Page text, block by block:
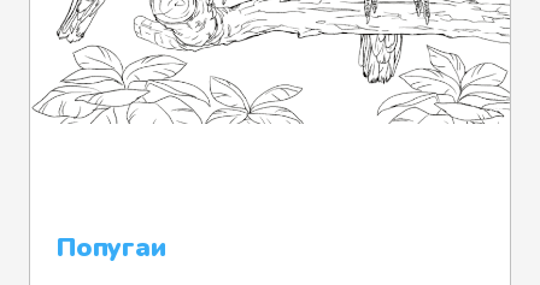
Попугаи